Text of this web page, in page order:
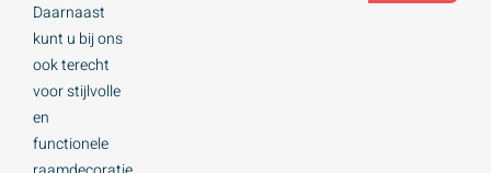
Daarnaast
kunt u bij ons
ook terecht
voor stijlvolle
en
functionele